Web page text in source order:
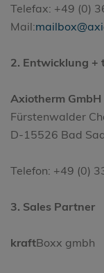
Telefax: +49 (0)
Mail:
2. Entwicklung +
Axiotherm GmbH
Fürstenwalder
D-15526 Bad
Telefon: +49 (0)
3. Sales Partner
kraftBoxx gmbh